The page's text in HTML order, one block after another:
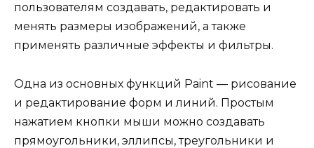
пользователям создавать, редактировать и
менять размеры изображений, а также
применять различные эффекты и фильтры.
Одна из основных функций Paint — рисование
и редактирование форм и линий. Простым
нажатием кнопки мыши можно создавать
прямоугольники, эллипсы, треугольники и